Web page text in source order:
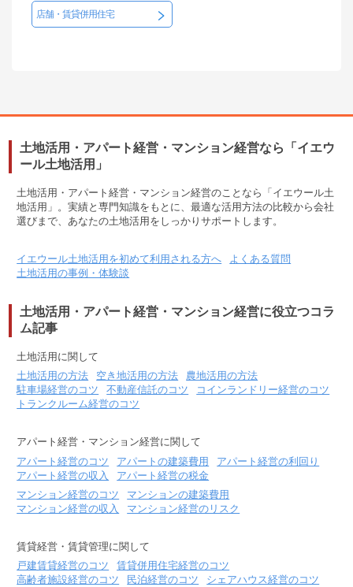
店舗・賃貸併用住宅
土地活用・アパート経営・マンション経営なら「イエウ
ール土地活用」
土地活用・アパート経営・マンション経営のことなら「イエウール土
地活用」。実績と専門知識をもとに、最適な活用方法の比較から会社
選びまで、あなたの土地活用をしっかりサポートします。
イエウール土地活用を初めて利用される方へ
よくある質問
土地活用の事例・体験談
土地活用・アパート経営・マンション経営に役立つコラ
ム記事
土地活用に関して
土地活用の方法
空き地活用の方法
農地活用の方法
駐車場経営のコツ
不動産信託のコツ
コインランドリー経営のコツ
トランクルーム経営のコツ
アパート経営・マンション経営に関して
アパート経営のコツ
アパートの建築費用
アパート経営の利回り
アパート経営の収入
アパート経営の税金
マンション経営のコツ
マンションの建築費用
マンション経営の収入
マンション経営のリスク
賃貸経営・賃貸管理に関して
戸建賃貸経営のコツ
賃貸併用住宅経営のコツ
高齢者施設経営のコツ
民泊経営のコツ
シェアハウス経営のコツ